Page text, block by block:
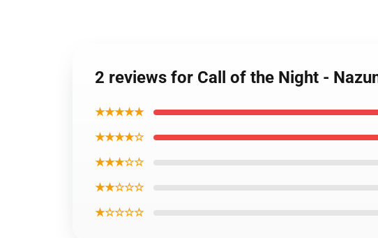
2 reviews for Call of the Night -
★★★★★
★★★★☆
★★★☆☆
★★☆☆☆
★☆☆☆☆